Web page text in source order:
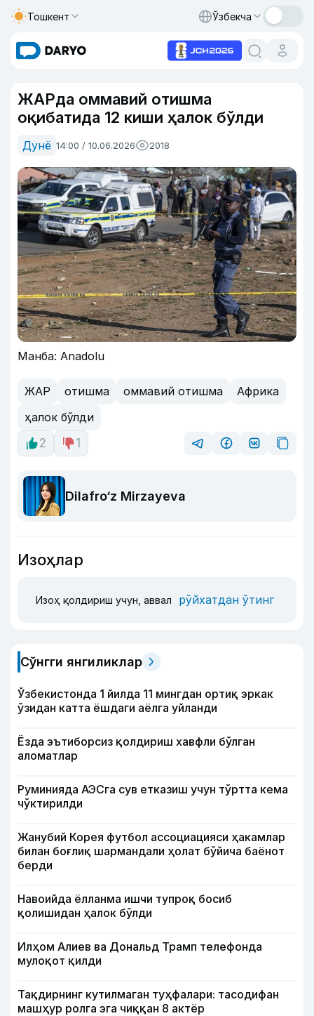
Тошкент Ўзбекча
ЖАРда оммавий отишма
оқибатида 12 киши ҳалок бўлди
Дунё 14:00 / 10.06.2026 2018
Манба: Anadolu
ЖАР отишма оммавий отишма
Африка
ҳалок бўлди
2
1
Dilafro‘z Mirzayeva
Изоҳлар
Изоҳ қолдириш учун, аввал рўйхатдан ўтинг
Сўнгги янгиликлар
Ўзбекистонда 1 йилда 11 мингдан ортиқ эркак
ўзидан катта ёшдаги аёлга уйланди
Ёзда эътиборсиз қолдириш хавфли бўлган
аломатлар
Руминияда АЭСга сув етказиш учун тўртта кема
чўктирилди
Жанубий Корея футбол ассоциацияси ҳакамлар
билан боғлиқ шармандали ҳолат бўйича баёнот
берди
Навоийда ёлланма ишчи тупроқ босиб
қолишидан ҳалок бўлди
Илҳом Алиев ва Дональд Трамп телефонда
мулоқот қилди
Тақдирнинг кутилмаган туҳфалари: тасодифан
машҳур ролга эга чиққан 8 актёр